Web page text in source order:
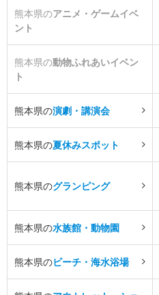
熊本県のアニメ・ゲームイベ
ント
熊本県の動物ふれあいイベン
ト
熊本県の演劇・講演会
熊本県の夏休みスポット
熊本県のグランピング
熊本県の水族館・動物園
熊本県のビーチ・海水浴場